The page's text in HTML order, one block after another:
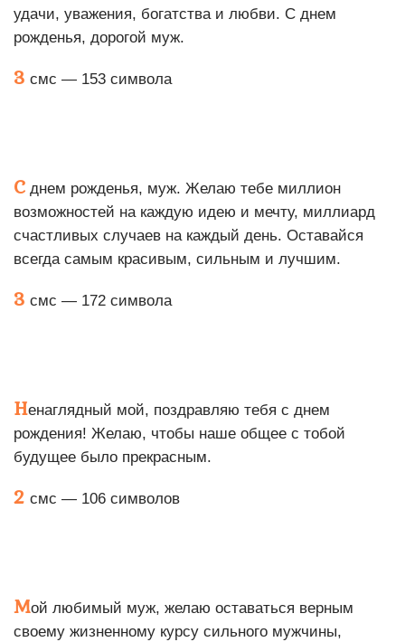
удачи, уважения, богатства и любви. С днем
рожденья, дорогой муж.
3 смс — 153 символа
С днем рожденья, муж. Желаю тебе миллион
возможностей на каждую идею и мечту, миллиард
счастливых случаев на каждый день. Оставайся
всегда самым красивым, сильным и лучшим.
3 смс — 172 символа
Ненаглядный мой, поздравляю тебя с днем
рождения! Желаю, чтобы наше общее с тобой
будущее было прекрасным.
2 смс — 106 символов
Мой любимый муж, желаю оставаться верным
своему жизненному курсу сильного мужчины,